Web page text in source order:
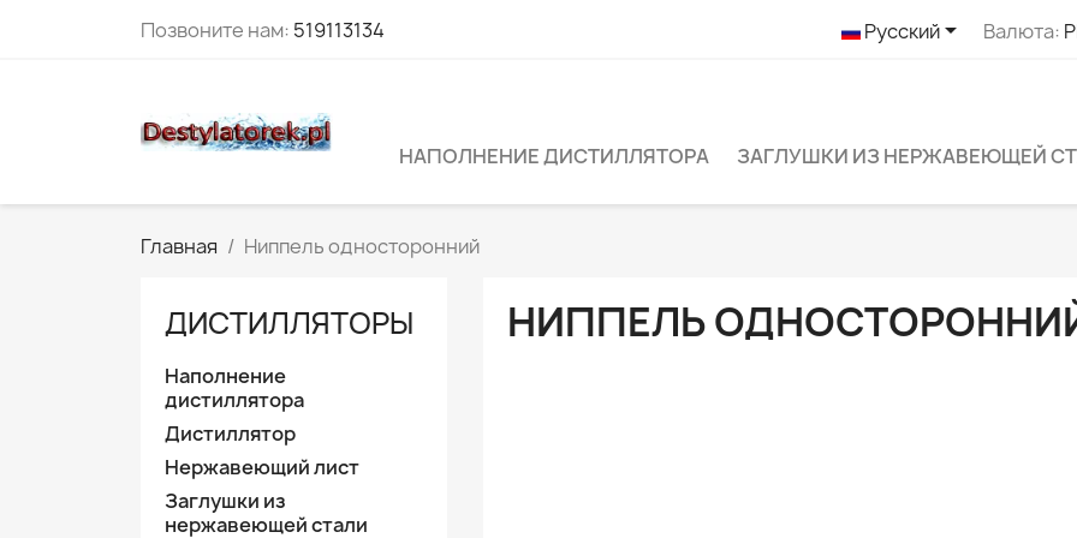
Позвоните нам: 519113134 Русский Валюта:
НАПОЛНЕНИЕ ДИСТИЛЛЯТОРА ЗАГЛУШКИ ИЗ НЕРЖАВЕЮЩЕЙ
Главная Ниппель односторонний
ДИСТИЛЛЯТОРЫ
Наполнение
дистиллятора
Дистиллятор
Нержавеющий лист
Заглушки из
нержавеющей стали
НИППЕЛЬ